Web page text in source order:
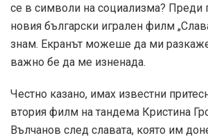
се в символи на социализма? Преди
новия български игрален филм
знам. Екранът можеше да ми
важно бе да ме изненада.
Честно казано, имах известни
втория филм на тандема Кристина
Вълчанов след славата, която им